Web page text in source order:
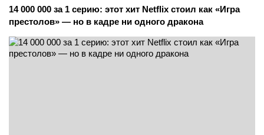
14 000 000 за 1 серию: этот хит Netflix стоил как «Игра
престолов» — но в кадре ни одного дракона